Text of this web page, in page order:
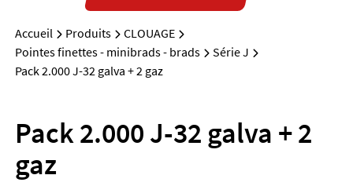
Accueil Produits
CLOUAGE
Pointes finettes - minibrads - brads
Série J
Pack 2.000 J-32 galva + 2 gaz
Pack 2.000 J-32 galva + 2
gaz